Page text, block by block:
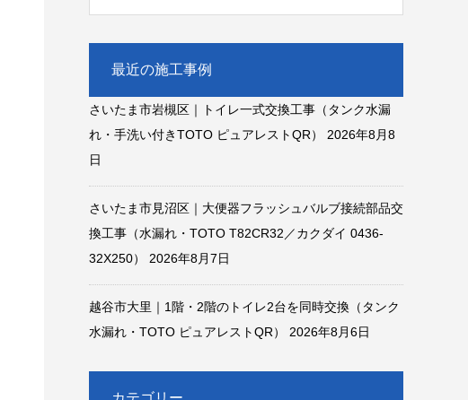
最近の施工事例
さいたま市岩槻区｜トイレ一式交換工事（タンク水漏
れ・手洗い付きTOTO ピュアレストQR）
2026年8月8
日
さいたま市見沼区｜大便器フラッシュバルブ接続部品交
換工事（水漏れ・TOTO T82CR32／カクダイ 0436-
32X250）
2026年8月7日
越谷市大里｜1階・2階のトイレ2台を同時交換（タンク
水漏れ・TOTO ピュアレストQR）
2026年8月6日